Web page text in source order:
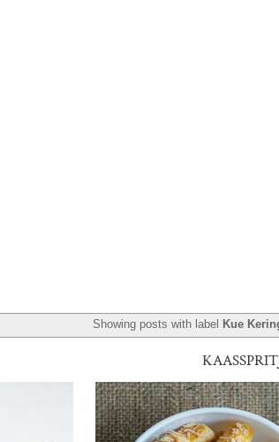
Showing posts with label Kue